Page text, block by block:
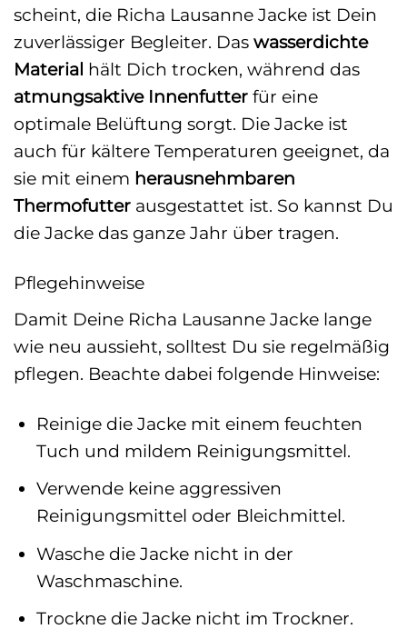
scheint, die Richa Lausanne Jacke ist Dein
zuverlässiger Begleiter. Das wasserdichte
Material hält Dich trocken, während das
atmungsaktive Innenfutter für eine
optimale Belüftung sorgt. Die Jacke ist
auch für kältere Temperaturen geeignet, da
sie mit einem herausnehmbaren
Thermofutter ausgestattet ist. So kannst Du
die Jacke das ganze Jahr über tragen.
Pflegehinweise
Damit Deine Richa Lausanne Jacke lange
wie neu aussieht, solltest Du sie regelmäßig
pflegen. Beachte dabei folgende Hinweise:
Reinige die Jacke mit einem feuchten
Tuch und mildem Reinigungsmittel.
Verwende keine aggressiven
Reinigungsmittel oder Bleichmittel.
Wasche die Jacke nicht in der
Waschmaschine.
Trockne die Jacke nicht im Trockner.